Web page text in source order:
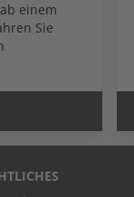
einem
Sie